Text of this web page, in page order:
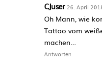
CJuser 26. April
Oh Mann, wie
Tattoo vom
machen…
Antworten